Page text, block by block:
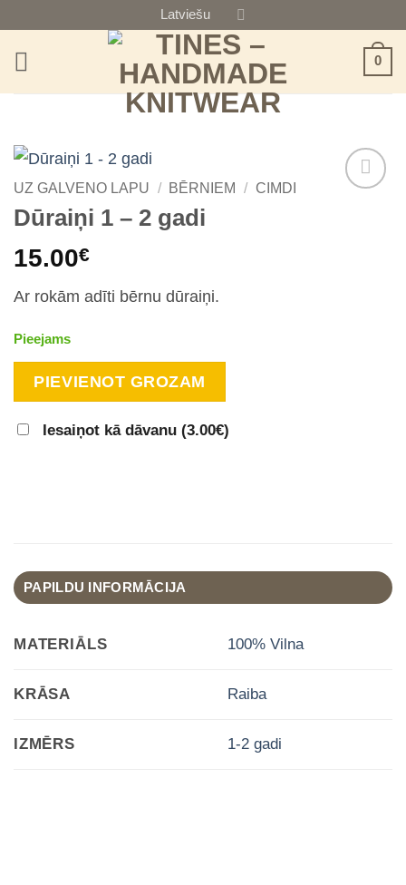
Latviešu
0
UZ GALVENO LAPU / BĒRNIEM / CIMDI
Dūraiņi 1 – 2 gadi
15.00€
Ar rokām adīti bērnu dūraiņi.
Pieejams
PIEVIENOT GROZAM
Iesaiņot kā dāvanu (3.00€)
PAPILDU INFORMĀCIJA
MATERIĀLS 100% Vilna
KRĀSA Raiba
IZMĒRS 1-2 gadi